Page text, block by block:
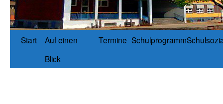
Start
Auf einen
Blick
Termine Schulprogramm